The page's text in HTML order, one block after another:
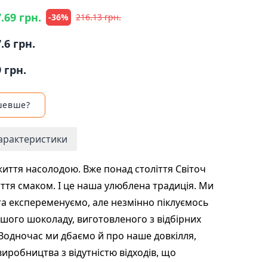
грн. -36% 216.13 грн.
грн.
грн.
насолодою. Вже понад століття Світоч
смаком. І це наша улюблена традиція. Ми
експеременуємо, але незмінно піклуємось
шоколаду, виготовленого з відбірних
ми дбаємо й про наше довкілля,
з відутністю відходів, що